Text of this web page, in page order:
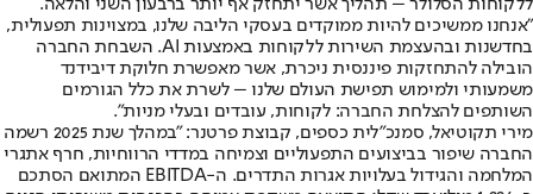
ללקוחות הסלולר – תהליך אשר יתחזק אף יותר ברבעון השני והלאה.
"אנחנו ממשיכים להיות ממוקדים בעסקי הליבה שלנו, במצוינות תפעולית,
בחדשנות ובהעצמת השירות ללקוחות באמצעות AI. השבחת החברה
הובילה להתחזקות פיננסית ניכרת, אשר מאפשרת חלוקת דיבידנד
משמעותי ולמימוש תפישת העולם שלנו – לשרת את כלל הגורמים
השותפים להצלחת החברה: לקוחות, עובדים ובעלי מניות".
מירי תקוטיאל, סמנכ"לית כספים, קבוצת פרטנר: "במהלך שנת 2025 רשמה
החברה שיפור בביצועים התפעוליים וצמיחה במדדי הרווחיות, חרף אתגרי
המלחמה והגידול בעלויות אגרות התדרים. ה-EBITDA המתואם הסתכם